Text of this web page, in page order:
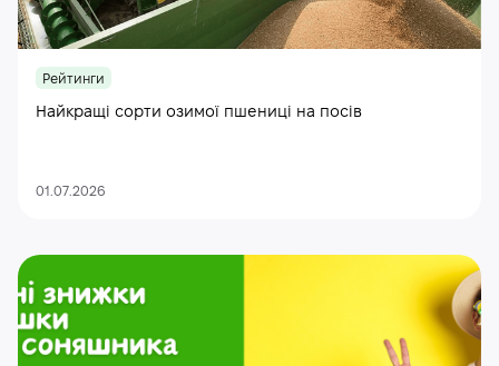
Рейтинги
Найкращі сорти озимої пшениці на посів
01.07.2026